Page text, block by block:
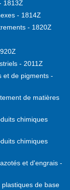
1813Z
- 1814Z
- 1820Z
- 2011Z
et de pigments -
de matières
chimiques
chimiques
et d'engrais -
de base